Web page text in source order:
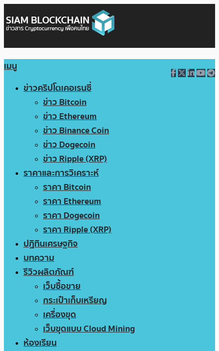
เมนู
ข่าวคริปโตเคอเรนซี่
ข่าว Bitcoin
ข่าว Ethereum
ข่าว Binance Coin
ข่าว Dogecoin
ข่าว Ripple (XRP)
ราคาและการวิเคราะห์
ราคา Bitcoin
ราคา Ethereum
ราคา Dogecoin
ราคา Ripple (XRP)
ปฏิทินเศรษฐกิจ
บทความ
รีวิวผลิตภัณฑ์
เว็บซื้อขาย
กระเป๋าเก็บเหรียญ
เครื่องขุด
เว็บขุดแบบ Cloud Mining
ห้องเรียน